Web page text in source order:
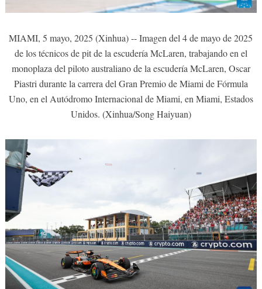
MIAMI, 5 mayo, 2025 (Xinhua) -- Imagen del 4 de mayo de 2025
de los técnicos de pit de la escudería McLaren, trabajando en el
monoplaza del piloto australiano de la escudería McLaren, Oscar
Piastri durante la carrera del Gran Premio de Miami de Fórmula
Uno, en el Autódromo Internacional de Miami, en Miami, Estados
Unidos. (Xinhua/Song Haiyuan)